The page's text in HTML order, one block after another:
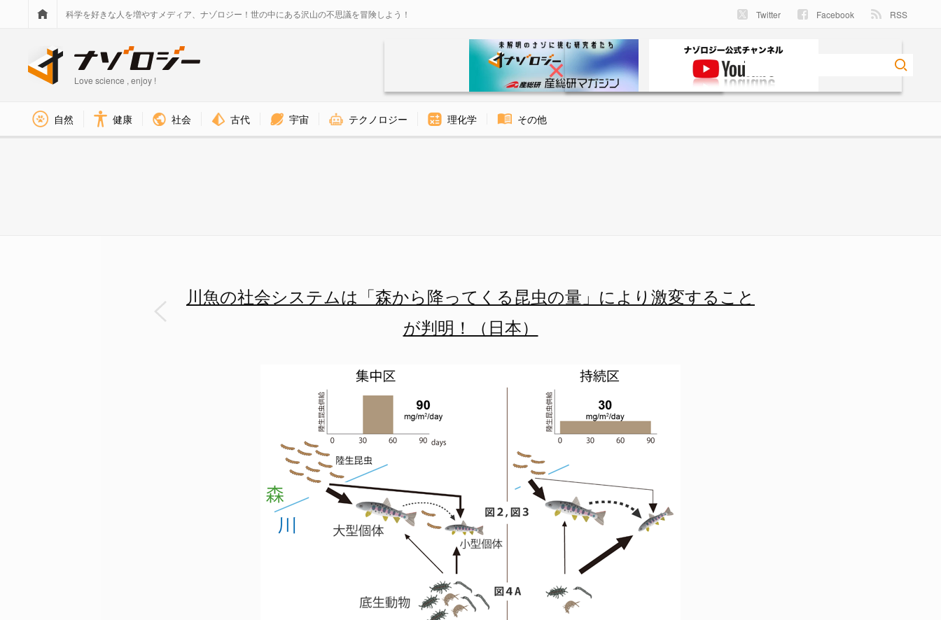
科学を好きな人を増やすメディア、ナゾロジー！世の中にある沢山の不思議を冒険しよう！ Twitter Facebook RSS
Love science , enjoy !
自然 健康 社会 古代 宇宙 テクノロジー 理化学 その他
川魚の社会システムは「森から降ってくる昆虫の量」により激変すること
が判明！（日本）